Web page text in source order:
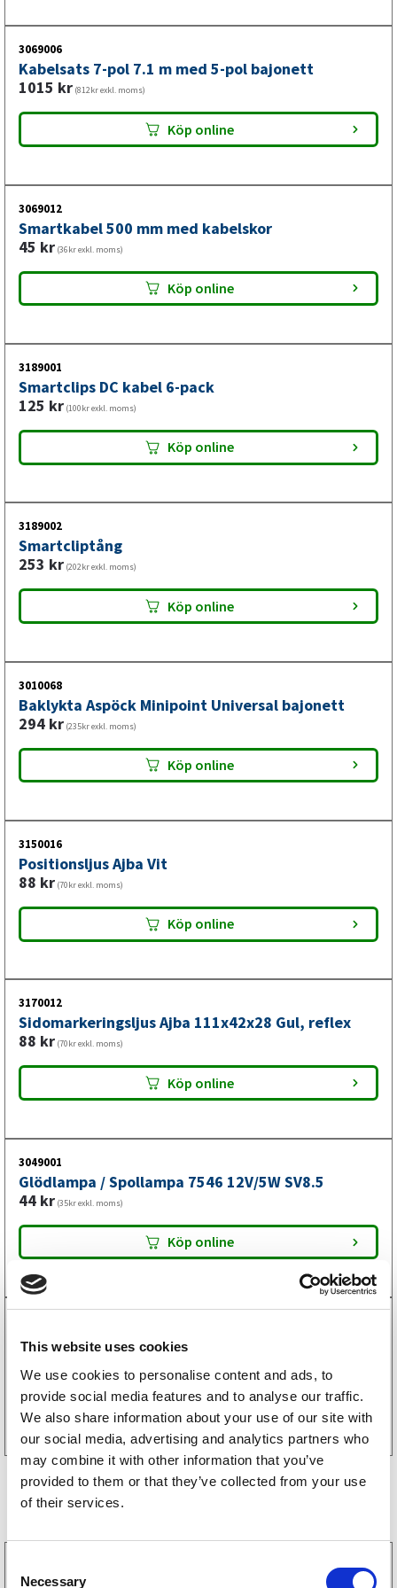
This website uses cookies
We use cookies to personalise content and ads, to
provide social media features and to analyse our traffic.
We also share information about your use of our site with
our social media, advertising and analytics partners who
may combine it with other information that you’ve
provided to them or that they’ve collected from your use
of their services.
Necessary
allt du behöver för att uppdatera och förbättra
belysningen på din släpvagn. Kitet levereras med
baklampor från Valeryd, sidomarkeringsljus, positionsljus,
nummerskyltsbelysning, samt en huvudkabel på 7,1 meter
med tillhörande monteringskomponenter för enkel
3069006
Kabelsats 7-pol 7.1 m med 5-pol bajonett
1015 kr (812kr exkl. moms)
Köp online
3069012
Smartkabel 500 mm med kabelskor
45 kr (36kr exkl. moms)
Köp online
3189001
Smartclips DC kabel 6-pack
125 kr (100kr exkl. moms)
Köp online
3189002
Smartcliptång
253 kr (202kr exkl. moms)
Köp online
3010068
Baklykta Aspöck Minipoint Universal bajonett
294 kr (235kr exkl. moms)
Köp online
3150016
Positionsljus Ajba Vit
88 kr (70kr exkl. moms)
Köp online
3170012
Sidomarkeringsljus Ajba 111x42x28 Gul, reflex
88 kr (70kr exkl. moms)
Köp online
3049001
Glödlampa / Spollampa 7546 12V/5W SV8.5
44 kr (35kr exkl. moms)
Köp online
Glassockellampa 12V W5
Köp online
Liknande produkter